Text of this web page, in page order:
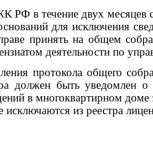
РФ в течение двух
для исключения
принять на общем
деятельности по
протокола общего
должен быть уведомлен
в многоквартирном
из реестра